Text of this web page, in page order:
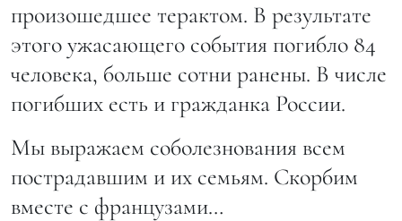
произошедшее терактом. В результате
этого ужасающего события погибло 84
человека, больше сотни ранены. В числе
погибших есть и гражданка России.
Мы выражаем соболезнования всем
пострадавшим и их семьям. Скорбим
вместе с французами…